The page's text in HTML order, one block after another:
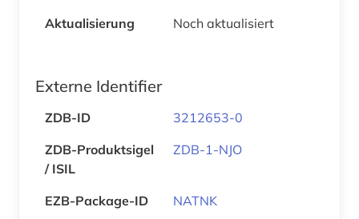
Aktualisierung
Noch aktualisiert
Externe Identifier
ZDB-ID
3212653-0
ZDB-Produktsigel
/ ISIL
ZDB-1-NJO
EZB-Package-ID
NATNK